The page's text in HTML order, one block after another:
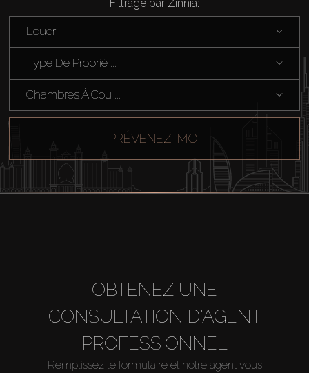
Acheter
Vendre
Filtrage par Zinnia:
Louer
Type De Proprié ...
Chambres À Cou ...
PRÉVENEZ-MOI
OBTENEZ UNE
CONSULTATION D'AGENT
PROFESSIONNEL
Remplissez le formulaire et notre agent vous